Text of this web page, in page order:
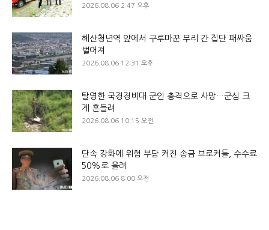
2026.08.06 2:47 오후
혜산청년역 앞에서 구루마꾼 무리 간 집단 패싸움
벌어져
2026.08.06 12:31 오후
탈영한 국경경비대 군인 총격으로 사망…군심 크
게 흔들려
2026.08.06 10:15 오전
단속 강화에 위험 부담 커진 송금 브로커들, 수수료
50%로 올려
2026.08.06 8:00 오전